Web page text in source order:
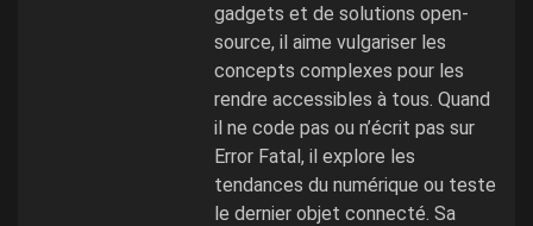
gadgets et de solutions open-
source, il aime vulgariser les
concepts complexes pour les
rendre accessibles à tous. Quand
il ne code pas ou n’écrit pas sur
Error Fatal, il explore les
tendances du numérique ou teste
le dernier objet connecté. Sa